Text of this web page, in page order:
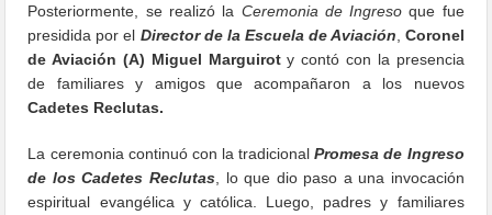
Posteriormente, se realizó la Ceremonia de Ingreso que fue
presidida por el Director de la Escuela de Aviación Coronel
de Aviación (A) Miguel Marguiroty contó con la presencia
de familiares y amigos que acompañaron a los nuevos
Cadetes Reclutas.
La ceremonia continuó con la tradicionalPromesa de Ingreso
de los Cadetes Reclutas , lo que dio paso a una invocación
espiritual evangélica y católica. Luego, padres y familiares